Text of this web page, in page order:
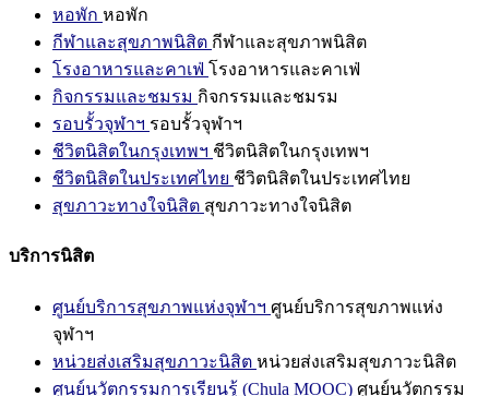
หอพัก หอพัก
กีฬาและสุขภาพนิสิต กีฬาและสุขภาพนิสิต
โรงอาหารและคาเฟ่ โรงอาหารและคาเฟ่
กิจกรรมและชมรม กิจกรรมและชมรม
รอบรั้วจุฬาฯ รอบรั้วจุฬาฯ
ชีวิตนิสิตในกรุงเทพฯ ชีวิตนิสิตในกรุงเทพฯ
ชีวิตนิสิตในประเทศไทย ชีวิตนิสิตในประเทศไทย
สุขภาวะทางใจนิสิต สุขภาวะทางใจนิสิต
บริการนิสิต
ศูนย์บริการสุขภาพแห่งจุฬาฯ ศูนย์บริการสุขภาพแห่ง
จุฬาฯ
หน่วยส่งเสริมสุขภาวะนิสิต หน่วยส่งเสริมสุขภาวะนิสิต
ศูนย์นวัตกรรมการเรียนรู้ (Chula MOOC) ศูนย์นวัตกรรม